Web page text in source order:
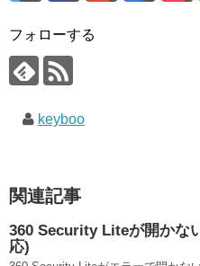
フォローする
keyboo
関連記事
360 Security Liteが開かな
応)